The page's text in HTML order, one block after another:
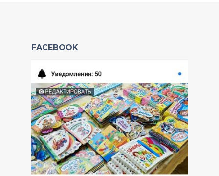
FACEBOOK